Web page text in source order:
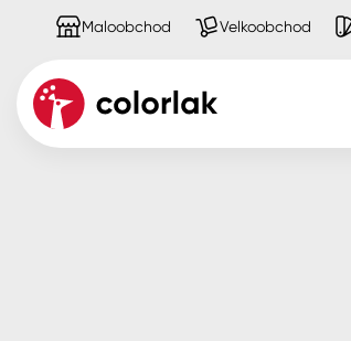
Maloobchod Velkoobchod